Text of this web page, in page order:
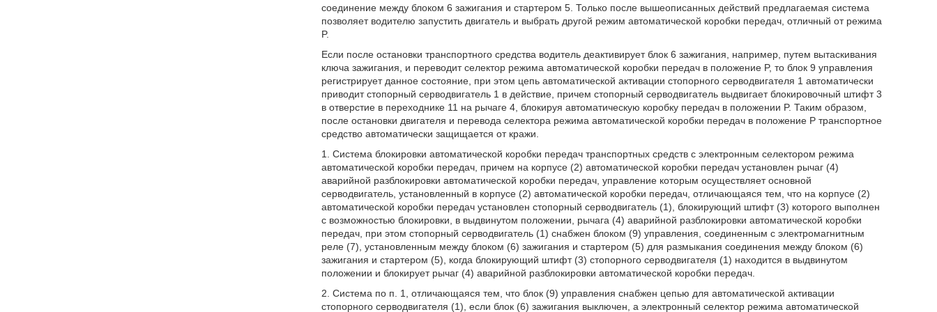
соединение между блоком 6 зажигания и стартером 5. Только после вышеописанных действий предлагаемая система
позволяет водителю запустить двигатель и выбрать другой режим автоматической коробки передач, отличный от режима
P.
Если после остановки транспортного средства водитель деактивирует блок 6 зажигания, например, путем вытаскивания
ключа зажигания, и переводит селектор режима автоматической коробки передач в положение P, то блок 9 управления
регистрирует данное состояние, при этом цепь автоматической активации стопорного серводвигателя 1 автоматически
приводит стопорный серводвигатель 1 в действие, причем стопорный серводвигатель выдвигает блокировочный штифт 3
в отверстие в переходнике 11 на рычаге 4, блокируя автоматическую коробку передач в положении P. Таким образом,
после остановки двигателя и перевода селектора режима автоматической коробки передач в положение Р транспортное
средство автоматически защищается от кражи.
1. Система блокировки автоматической коробки передач транспортных средств с электронным селектором режима
автоматической коробки передач, причем на корпусе (2) автоматической коробки передач установлен рычаг (4)
аварийной разблокировки автоматической коробки передач, управление которым осуществляет основной
серводвигатель, установленный в корпусе (2) автоматической коробки передач, отличающаяся тем, что на корпусе (2)
автоматической коробки передач установлен стопорный серводвигатель (1), блокирующий штифт (3) которого выполнен
с возможностью блокировки, в выдвинутом положении, рычага (4) аварийной разблокировки автоматической коробки
передач, при этом стопорный серводвигатель (1) снабжен блоком (9) управления, соединенным с электромагнитным
реле (7), установленным между блоком (6) зажигания и стартером (5) для размыкания соединения между блоком (6)
зажигания и стартером (5), когда блокирующий штифт (3) стопорного серводвигателя (1) находится в выдвинутом
положении и блокирует рычаг (4) аварийной разблокировки автоматической коробки передач.
2. Система по п. 1, отличающаяся тем, что блок (9) управления снабжен цепью для автоматической активации
стопорного серводвигателя (1), если блок (6) зажигания выключен, а электронный селектор режима автоматической